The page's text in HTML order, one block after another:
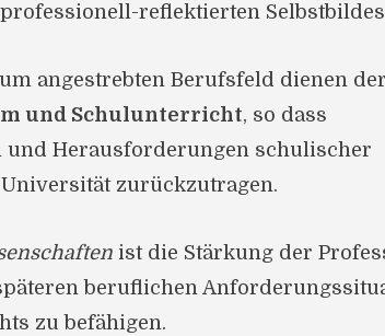
reflektierten
angestrebten Berufsfeld dienen der
und Schulunterricht, so dass
und Herausforderungen schulischer
zurückzutragen.
ist die Stärkung der
beruflichen
zu befähigen.